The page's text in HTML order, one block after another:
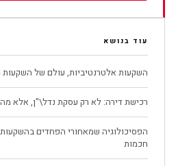
עוד בנושא
השקעות אלטרנטיביות, עולם של
רכישת דירה: לא רק עסקת נדל\"ן, אלא
הפסיכולוגיה שמאחורי הפחדים
חכמות